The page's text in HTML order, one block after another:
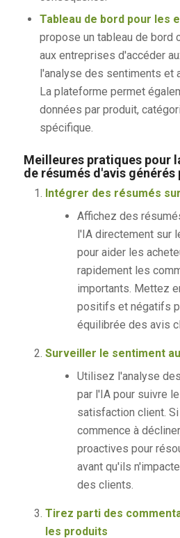
Tableau de bord pour les
propose un tableau de bord
aux entreprises d'accéder
l'analyse des sentiments et
La plateforme permet
données par produit,
spécifique.
Meilleures pratiques pour
de résumés d'avis générés
Intégrer des résumés
Affichez des
l'IA directement sur
pour aider les
rapidement les
importants. Mettez
positifs et négatifs
équilibrée des avis
Surveiller le sentiment
Utilisez l'analyse
par l'IA pour suivre
satisfaction client.
commence à
proactives pour
avant qu'ils
des clients.
Tirez parti des
les produits